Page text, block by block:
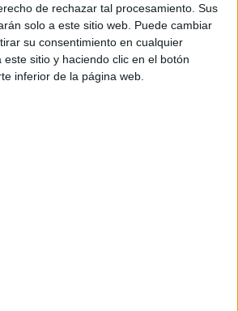
de rechazar tal procesamiento. Sus
solo a este sitio web. Puede cambiar
su consentimiento en cualquier
este sitio y haciendo clic en el botón
inferior de la página web.